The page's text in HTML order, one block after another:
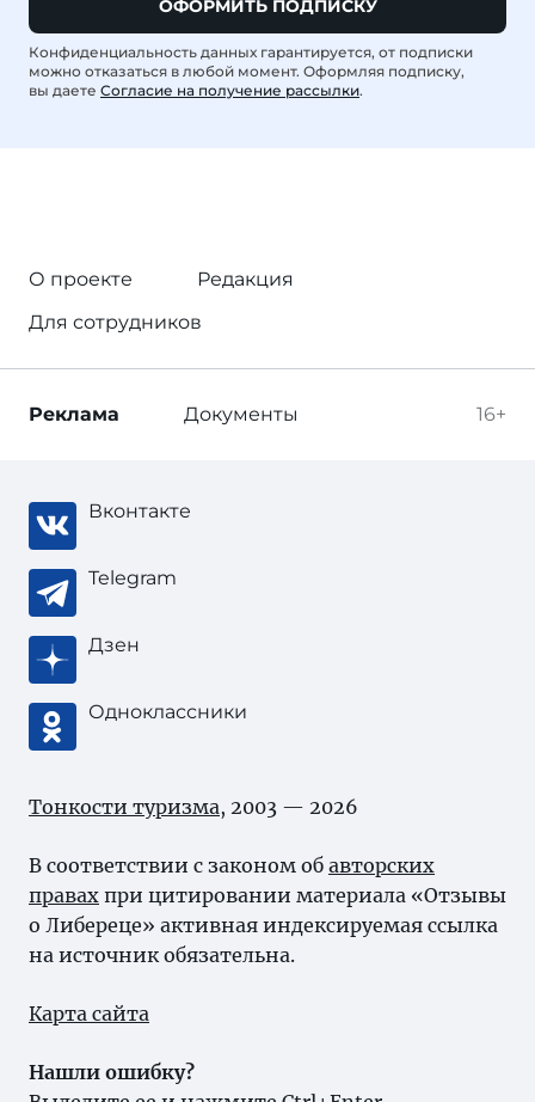
ОФОРМИТЬ ПОДПИСКУ
Конфиденциальность данных гарантируется, от подписки
можно отказаться в любой момент. Оформляя подписку,
вы даете Согласие на получение рассылки.
О проекте
Редакция
Для сотрудников
16+
Реклама Документы
Вконтакте
Telegram
Дзен
Одноклассники
Тонкости туризма, 2003 — 2026
В соответствии с законом об авторских
правах при цитировании материала «Отзывы
о Либереце» активная индексируемая ссылка
на источник обязательна.
Карта сайта
Нашли ошибку?